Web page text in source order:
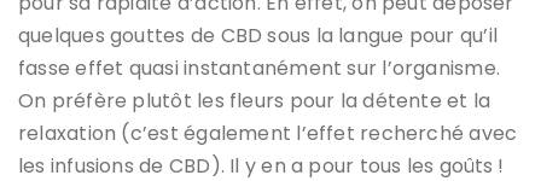
quelques gouttes de CBD sous la langue pour qu’il
fasse effet quasi instantanément sur l’organisme.
On préfère plutôt les fleurs pour la détente et la
relaxation (c’est également l’effet recherché avec
les infusions de CBD). Il y en a pour tous les goûts !